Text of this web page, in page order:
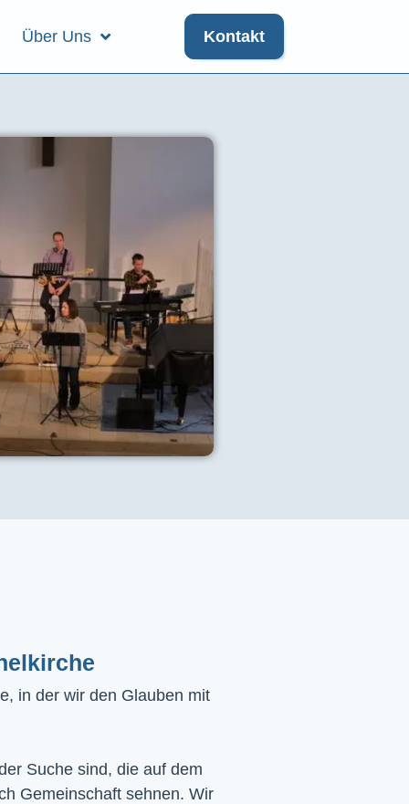
Über Uns Kontakt
in der wir den Glauben mit
Suche sind, die auf dem
Gemeinschaft sehnen. Wir